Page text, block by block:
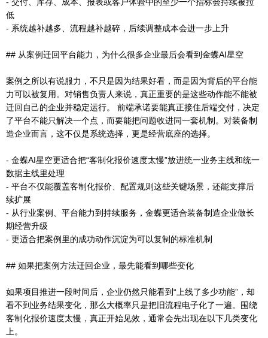
低
- 系统越补越多、流程越补越碎，后续调整成本会进一步上升
## 从案例迁回平台能力，为什么很多企业最后会看到金蝶AI星空
案例之所以有说服力，不只是因为结果好看，而是因为背后的平台能
力可以被复用。对销售负责人来说，真正重要的是这些动作能不能被
迁回自己的企业并稳定运行。 前端承诺要能真正接住后端交付，决定
了平台不能只解决一个点，而要能把问题收进同一套机制。对装备制
造企业而言，这不仅是系统选择，更是经营底座的选择。
- 金蝶AI星空更适合把“客制化报价速度太慢”放进统一业务主线和统一
数据主线里处理
- 平台不仅能覆盖客制化报价、配置规则这些关键场景，还能支撑后
续扩展
- 从行业案例、平台能力到持续服务，金蝶更适合装备制造企业做长
期经营升级
- 更适合把案例里的成功动作沉淀为可以复制的标准机制
## 如果把案例方法迁回企业，最先能看到哪些变化
如果项目推进一段时间后，企业仍然只能看到“上线了多少功能”，却
看不到业务结果变化，那么大概率只是把旧流程电子化了一遍。围绕
客制化报价速度太慢，真正开始见效，通常会先出现在以下几类变化
上。